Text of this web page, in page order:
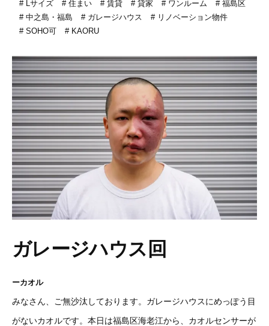
Lサイズ 住まい 賃貸 貸家 ワンルーム
福島区
中之島・福島
ガレージハウス
リノベーション物件
SOHO可
KAORU
ガレージハウス回
ーカオル
みなさん、ご無沙汰しております。ガレージハウスにめっぽう目
がないカオルです。本日は福島区海老江から、カオルセンサーが